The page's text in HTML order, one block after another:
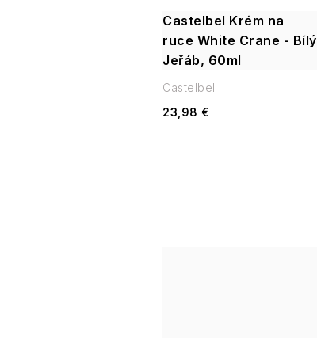
Castelbel Krém na
ruce White Crane - Bílý
Jeřáb, 60ml
23,98 €
Castelbel